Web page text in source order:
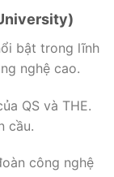
bật trong lĩnh
nghệ cao.
QS và THE.
cầu.
công nghệ